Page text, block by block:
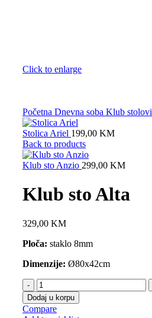
Click to enlarge
Početna Dnevna soba Klub stolovi
Stolica Ariel 199,00 KM
Back to products
Klub sto Anzio 299,00 KM
Klub sto Alta
329,00 KM
Ploča: staklo 8mm
Dimenzije: Ø80x42cm
Dodaj u korpu
Compare